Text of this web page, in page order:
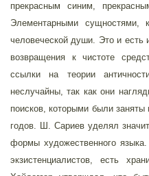
прекрасным синим,
Элементарными сущностями,
человеческой души. Это и есть
возвращения к чистоте
ссылки на теории
неслучайны, так как они
поисков, которыми были заняты
годов. Ш. Сариев уделял
формы художественного
экзистенциалистов, есть